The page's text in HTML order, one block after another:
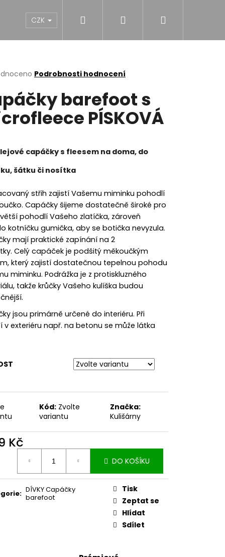
DÍVKY CHLAPCI MUŽI
CZK Přihlášení
Podrobnosti hodnocení
barefoot s
PÍSKOVÁ
capáčky s fleesem na doma, do
šátku či nosítka
střih zajistí Vašemu miminku pohodlí
Capáčky šijeme dostatečně široké pro
pohodlí Vašeho zlatíčka, zároveň
kotníčku gumička, aby se botička nevyzula.
mají praktické zapínání na 2
Celý capáček je podšitý měkoučkým
který zajistí dostatečnou tepelnou pohodu
miminku. Podrážka je z protiskluzného
takže krůčky Vašeho kulíška budou
jsou primárně určené do interiéru. Při
v exteriéru např. na betonu se může látka
Kód: Zvolte
variantu
Značka:
Kulišárny
Kč
DO KOŠÍKU
: DÍVKY Capáčky
barefoot
Tisk
Zeptat se
Hlídat
Sdílet
MIDI BLACK S